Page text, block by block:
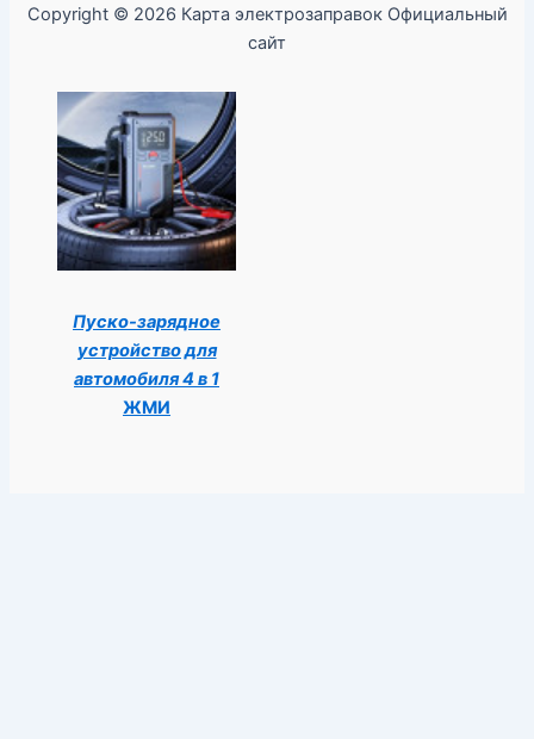
Copyright © 2026 Карта электрозаправок Официальный
сайт
Пуско-зарядное
устройство для
автомобиля 4 в 1
ЖМИ